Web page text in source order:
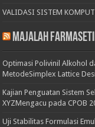
VALIDASI SISTEM
Majalah
Optimasi Polivinil Alkohol
MetodeSimplex Lattice
Kajian Penguatan Sistem
XYZMengacu pada CPOB
Uji Stabilitas Formulasi